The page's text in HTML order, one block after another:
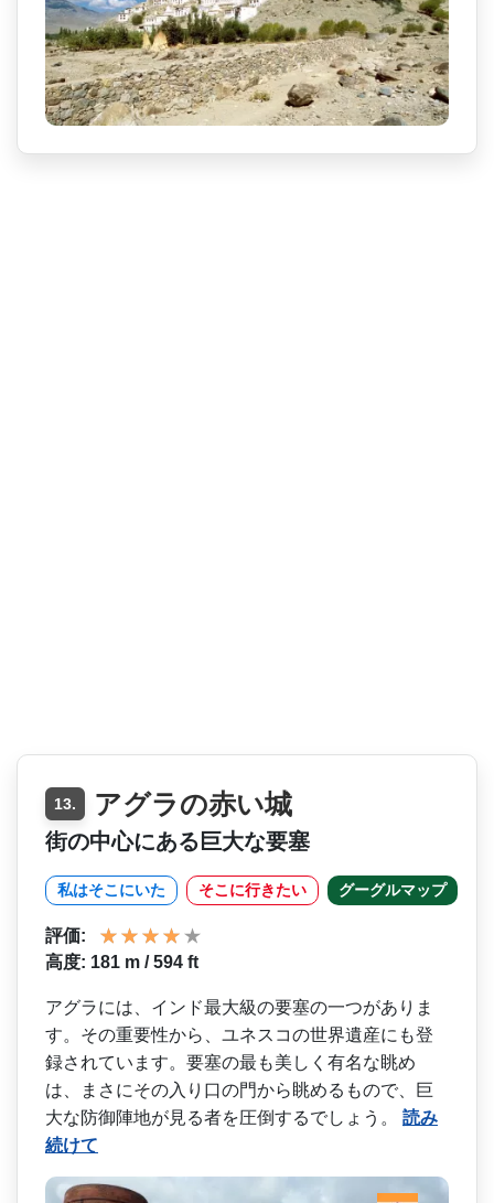
13. アグラの赤い城
街の中心にある巨大な要塞
私はそこにいた そこに行きたい グーグルマップ
評価:
高度: 181 m / 594 ft
アグラには、インド最大級の­要塞の一つがありま
す。その重要性から、ユネスコの­世界遺産にも登
録されています。要塞の最も美しく有­名な眺め
は、まさにその入り口の門から眺めるもので­、巨
大な防御陣地が見る者を圧倒するでしょう。 読み
続けて